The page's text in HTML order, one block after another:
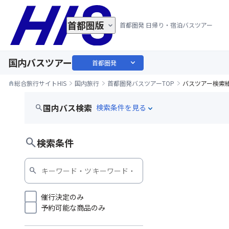
首都圏発 日帰り・宿泊バスツアー
首都圏版
国内バスツアー 首都圏発 expand_more
home総合旅行サイトHIS 国内旅行 首都圏発バスツアーTOP バスツアー検索
search国内バス検索 expand_more
search検索条件
search
催行決定のみ
予約可能な商品のみ